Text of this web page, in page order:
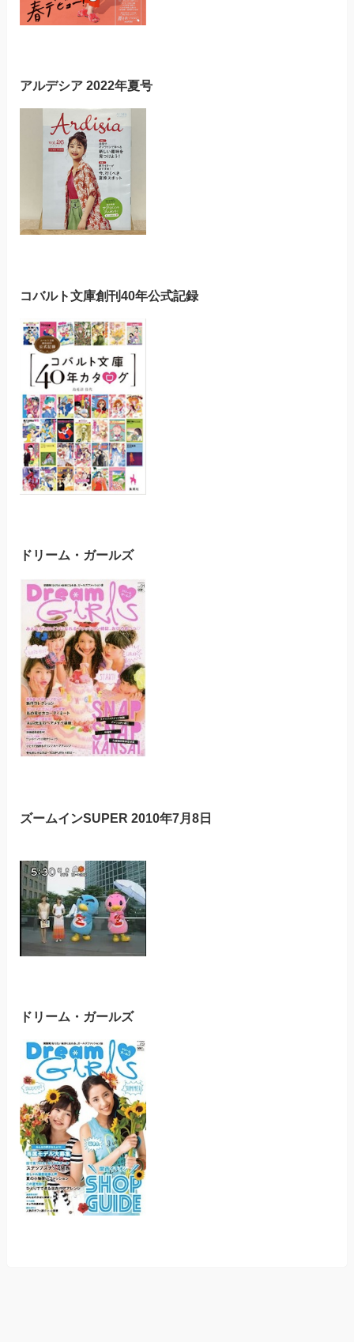
アルデシア 2022年夏号
コバルト文庫創刊40年公式記録
ドリーム・ガールズ
ズームインSUPER 2010年7月8日
ドリーム・ガールズ